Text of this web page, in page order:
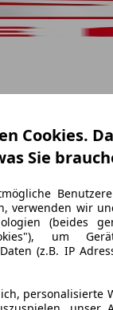
Cookies.
Sie
verwenden wir
(beides
um
(z.B. IP
personalisierte